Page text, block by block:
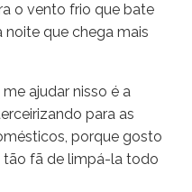
o vento frio que bate
noite que chega mais
ajudar nisso é a
para as
porque gosto
tão fã de limpá-la todo